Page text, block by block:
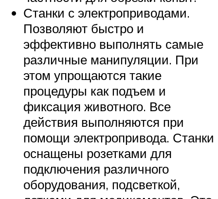
Станки с электроприводами.
Позволяют быстро и
эффективно выполнять самые
различные манипуляции. При
этом упрощаются такие
процедуры как подъем и
фиксация животного. Все
действия выполняются при
помощи электропривода. Станки
оснащены розетками для
подключения различного
оборудования, подсветкой,